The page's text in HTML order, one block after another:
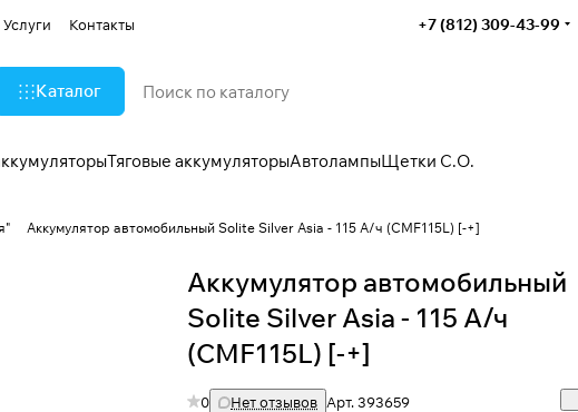
Услуги Контакты +7 (812) 309-43-99
Каталог
Тяговые аккумуляторыАвтолампыЩетки С.О.
Аккумулятор автомобильный Solite Silver Asia - 115 А/ч (CMF115L) [-+]
Аккумулятор автомобильный
Solite Silver Asia - 115 А/ч
(CMF115L) [-+]
0 Нет отзывов Арт.393659